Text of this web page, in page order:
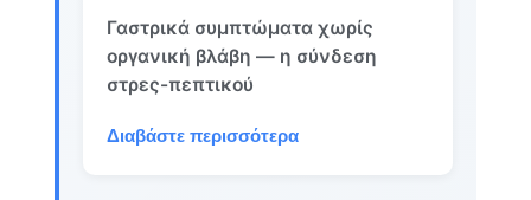
Γαστρικά συμπτώματα χωρίς
οργανική βλάβη — η σύνδεση
στρες-πεπτικού
Διαβάστε περισσότερα